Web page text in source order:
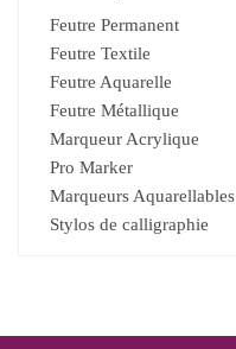
Feutre Permanent
Feutre Textile
Feutre Aquarelle
Feutre Métallique
Marqueur Acrylique
Pro Marker
Marqueurs Aquarellables
Stylos de calligraphie